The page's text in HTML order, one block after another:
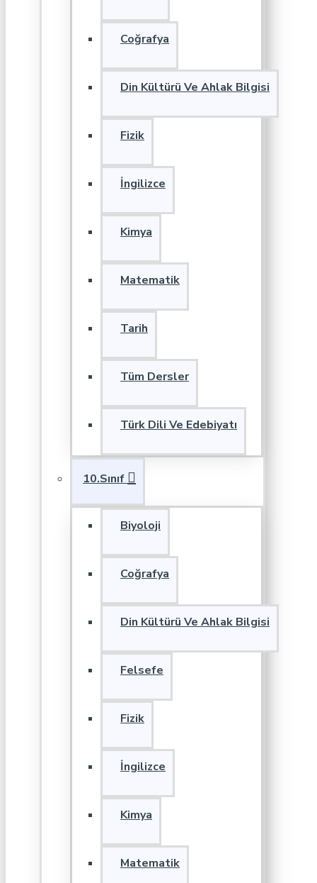
Coğrafya
Din Kültürü Ve Ahlak Bilgisi
Fizik
İngilizce
Kimya
Matematik
Tarih
Tüm Dersler
Türk Dili Ve Edebiyatı
10.Sınıf
Biyoloji
Coğrafya
Din Kültürü Ve Ahlak Bilgisi
Felsefe
Fizik
İngilizce
Kimya
Matematik